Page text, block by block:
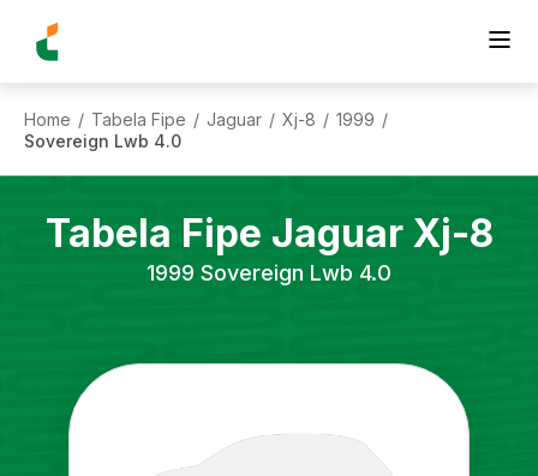
Home / Tabela Fipe / Jaguar / Xj-8 / 1999 /
Sovereign Lwb 4.0
Tabela Fipe Jaguar Xj-8
1999 Sovereign Lwb 4.0